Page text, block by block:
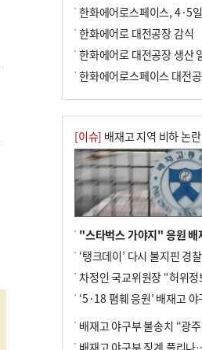
한화에어로 대전공장 감식
[이슈] 배재고 지역 비하 논란